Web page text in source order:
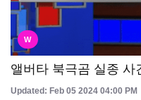
W
앨버타 북극곰 실종 사
Updated: Feb 05 2024 04:00 PM